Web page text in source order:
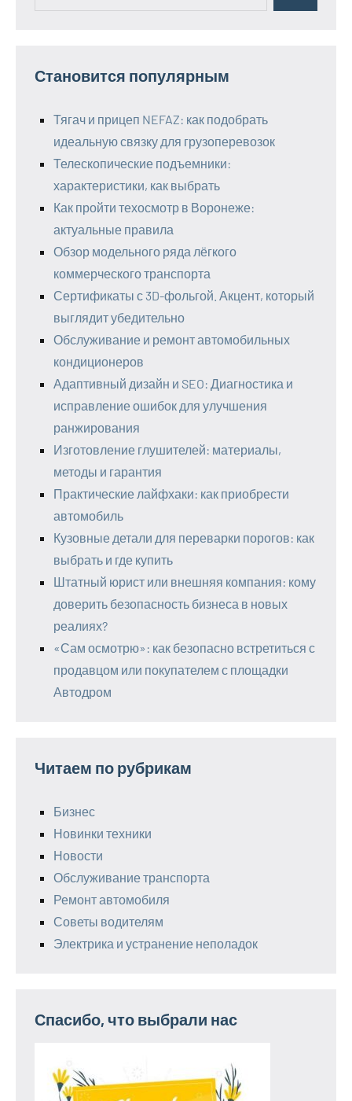
Становится популярным
Тягач и прицеп NEFAZ: как подобрать
идеальную связку для грузоперевозок
Телескопические подъемники:
характеристики, как выбрать
Как пройти техосмотр в Воронеже:
актуальные правила
Обзор модельного ряда лёгкого
коммерческого транспорта
Сертификаты с 3D-фольгой. Акцент, который
выглядит убедительно
Обслуживание и ремонт автомобильных
кондиционеров
Адаптивный дизайн и SEO: Диагностика и
исправление ошибок для улучшения
ранжирования
Изготовление глушителей: материалы,
методы и гарантия
Практические лайфхаки: как приобрести
автомобиль
Кузовные детали для переварки порогов: как
выбрать и где купить
Штатный юрист или внешняя компания: кому
доверить безопасность бизнеса в новых
реалиях?
«Сам осмотрю»: как безопасно встретиться с
продавцом или покупателем с площадки
Автодром
Читаем по рубрикам
Бизнес
Новинки техники
Новости
Обслуживание транспорта
Ремонт автомобиля
Советы водителям
Электрика и устранение неполадок
Спасибо, что выбрали нас